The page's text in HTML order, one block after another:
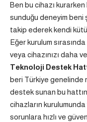
Ben bu cihazı
sunduğu deneyim beni
takip ederek kendi
Eğer kurulum
veya cihazınızı daha
Teknoloji Destek
beri Türkiye genelinde
destek sunan bu
cihazların kurulumunda
sorunlara hızlı ve